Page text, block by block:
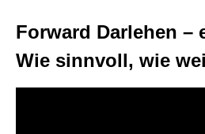
Forward Darlehen –
Wie sinnvoll, wie